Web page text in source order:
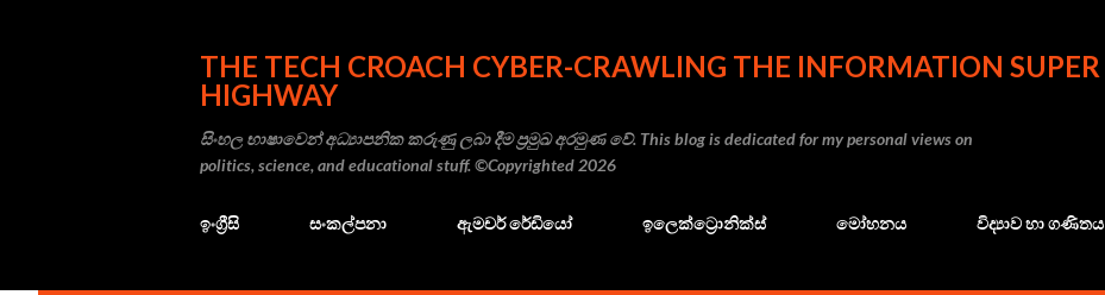
THE TECH CROACH CYBER-CRAWLING THE INFORMATION SUPER
HIGHWAY
සිංහල භාෂාවෙන් අධ්‍යාපනික කරුණු ලබා දීම ප්‍රමුඛ අරමුණ වේ. This blog is dedicated for my personal views on
politics, science, and educational stuff. ©Copyrighted 2026
ඉංග්‍රීසි සංකල්පනා ඇමචර් රේඩියෝ ඉලෙක්ට්‍රොනික්ස් මෝහනය විද්‍යාව හා ගණිතය